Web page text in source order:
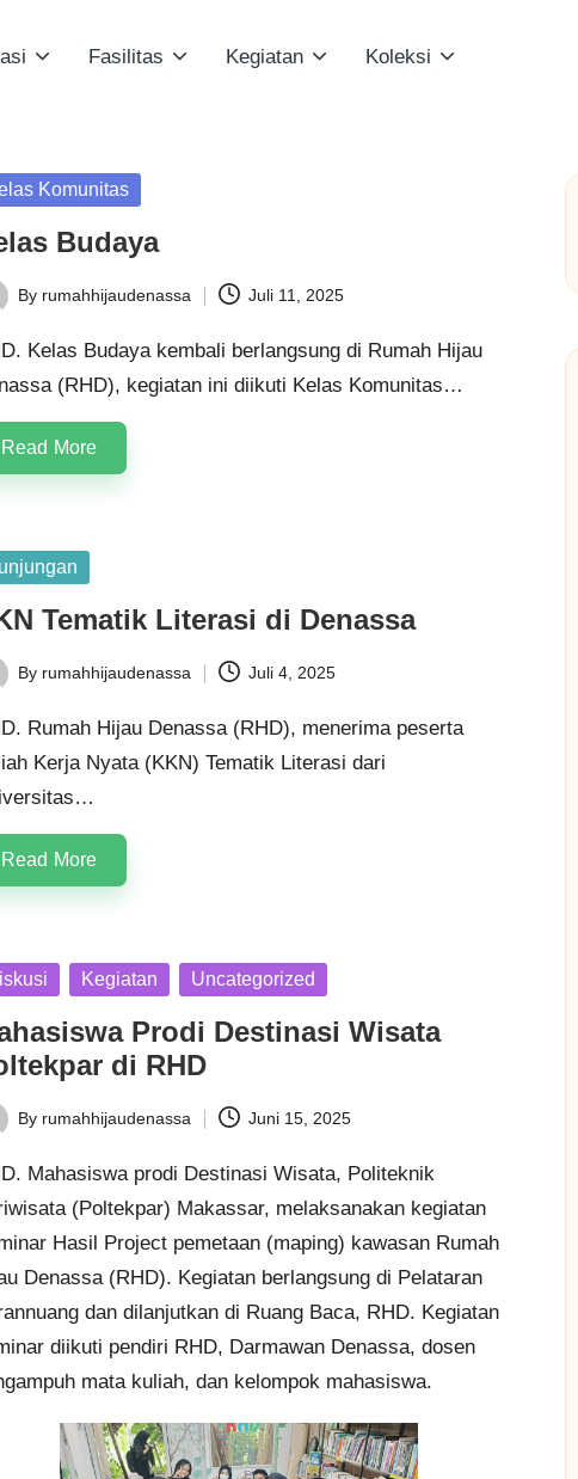
Fasilitas Kegiatan Koleksi
Komunitas
Budaya
By rumahhijaudenassa Juli 11, 2025
Kelas Budaya kembali berlangsung di Rumah Hijau
(RHD), kegiatan ini diikuti Kelas Komunitas…
Read More
Tematik Literasi di Denassa
By rumahhijaudenassa Juli 4, 2025
Rumah Hijau Denassa (RHD), menerima peserta
Kerja Nyata (KKN) Tematik Literasi dari
Read More
Kegiatan Uncategorized
Prodi Destinasi Wisata
di RHD
By rumahhijaudenassa Juni 15, 2025
. Mahasiswa prodi Destinasi Wisata, Politeknik
(Poltekpar) Makassar, melaksanakan kegiatan
Hasil Project pemetaan (maping) kawasan Rumah
Denassa(RHD). Kegiatan berlangsung di Pelataran
dan dilanjutkan di Ruang Baca, RHD. Kegiatan
diikuti pendiri RHD, Darmawan Denassa, dosen
mata kuliah, dan kelompok mahasiswa.